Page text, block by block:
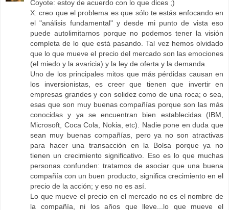
Coyote: estoy de acuerdo con lo que dices ;)
X: creo que el problema es que sólo te estás enfocando en
el "análisis fundamental" y desde mi punto de vista eso
puede autolimitarnos porque no podemos tener la visión
completa de lo que está pasando. Tal vez hemos olvidado
que lo que mueve el precio del mercado son las emociones
(el miedo y la avaricia) y la ley de oferta y la demanda.
Uno de los principales mitos que más pérdidas causan en
los inversionistas, es creer que tienen que invertir en
empresas grandes y con solidez como de una roca; o sea,
esas que son muy buenas compañías porque son las más
conocidas y ya se encuentran bien establecidas (IBM,
Microsoft, Coca Cola, Nokia, etc). Nadie pone en duda que
sean muy buenas compañías, pero ya no son atractivas
para hacer una transacción en la Bolsa porque ya no
tienen un crecimiento significativo. Eso es lo que muchas
personas confunden: tratamos de asociar que una buena
compañía con un buen producto, significa crecimiento en el
precio de la acción; y eso no es así.
Lo que mueve el precio en el mercado no es el nombre de
la compañía, ni los años que lleve...lo que mueve el